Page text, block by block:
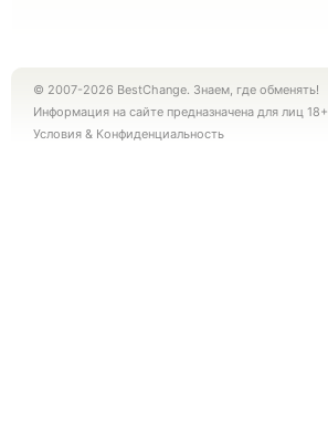
© 2007-2026 BestChange. Знаем, где обменять!
Информация на сайте предназначена для лиц 18+
Условия & Конфиденциальность